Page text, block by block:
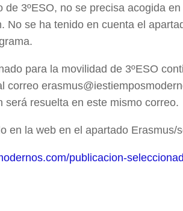
de 3ºESO, no se precisa acogida
No se ha tenido en cuenta el
para la movilidad de 3ºESO
correo
será resuelta en este mismo correo.
en la web en el apartado Erasmus/
publicacion-